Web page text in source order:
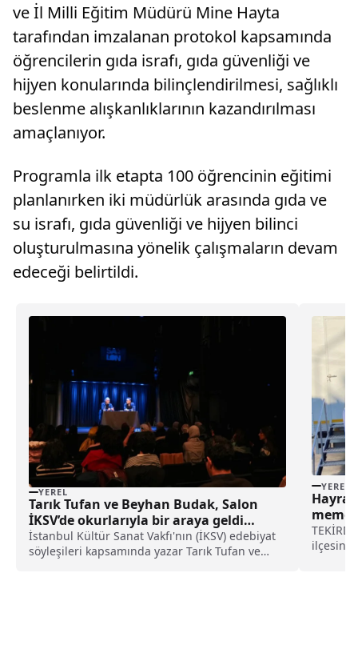
ve İl Milli Eğitim Müdürü Mine Hayta
tarafından imzalanan protokol kapsamında
öğrencilerin gıda israfı, gıda güvenliği ve
hijyen konularında bilinçlendirilmesi, sağlıklı
beslenme alışkanlıklarının kazandırılması
amaçlanıyor.
Programla ilk etapta 100 öğrencinin eğitimi
planlanırken iki müdürlük arasında gıda ve
su israfı, gıda güvenliği ve hijyen bilinci
oluşturulmasına yönelik çalışmaların devam
edeceği belirtildi.
YEREL
Tarık Tufan ve Beyhan Budak, Salon
İKSV’de okurlarıyla bir araya geldi
haberi
İstanbul Kültür Sanat Vakfı'nın (İKSV) edebiyat
söyleşileri kapsamında yazar Tarık Tufan ve
YEREL
meme